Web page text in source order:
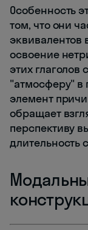
Особенность
том, что они
эквивалентов
освоение
этих
"атмосферу" в
элемент
обращает
перспективу
длительность